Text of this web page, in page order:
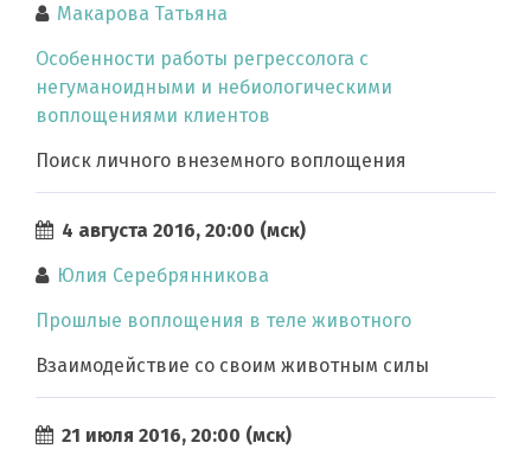
Макарова Татьяна
Особенности работы регрессолога с
негуманоидными и небиологическими
воплощениями клиентов
Поиск личного внеземного воплощения
4 августа 2016, 20:00 (мск)
Юлия Серебрянникова
Прошлые воплощения в теле животного
Взаимодействие со своим животным силы
21 июля 2016, 20:00 (мск)